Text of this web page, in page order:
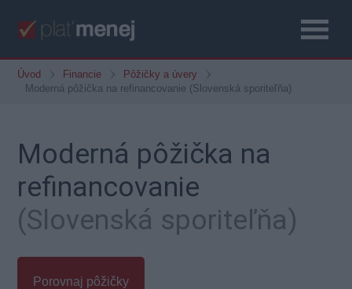
Úvod Financie
Pôžičky a úvery
Moderná pôžička na refinancovanie (Slovenská sporiteľňa)
Moderná pôžička na
refinancovanie
(Slovenská sporiteľňa)
Porovnaj pôžičky